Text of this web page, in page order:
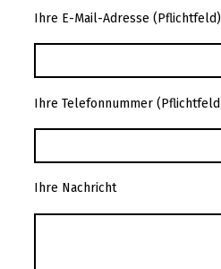
Ihre E-Mail-Adresse (Pflichtfeld)
Ihre Telefonnummer
Ihre Nachricht